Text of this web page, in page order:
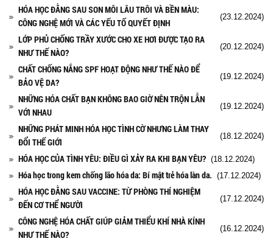
HÓA HỌC ĐẰNG SAU SON MÔI LÂU TRÔI VÀ BỀN MÀU:
CÔNG NGHỆ MỚI VÀ CÁC YẾU TỐ QUYẾT ĐỊNH
(23.12.2024)
LỚP PHỦ CHỐNG TRẦY XƯỚC CHO XE HƠI ĐƯỢC TẠO RA
NHƯ THẾ NÀO?
(20.12.2024)
CHẤT CHỐNG NẮNG SPF HOẠT ĐỘNG NHƯ THẾ NÀO ĐỂ
BẢO VỆ DA?
(19.12.2024)
NHỮNG HÓA CHẤT BẠN KHÔNG BAO GIỜ NÊN TRỘN LẪN
VỚI NHAU
(19.12.2024)
NHỮNG PHÁT MINH HÓA HỌC TÌNH CỜ NHƯNG LÀM THAY
ĐỔI THẾ GIỚI
(18.12.2024)
HÓA HỌC CỦA TÌNH YÊU: ĐIỀU GÌ XẢY RA KHI BẠN YÊU? (18.12.2024)
Hóa học trong kem chống lão hóa da: Bí mật trẻ hóa làn da. (17.12.2024)
HÓA HỌC ĐẰNG SAU VACCINE: TỪ PHÒNG THÍ NGHIỆM
ĐẾN CƠ THỂ NGƯỜI
(17.12.2024)
CÔNG NGHỆ HÓA CHẤT GIÚP GIẢM THIỂU KHÍ NHÀ KÍNH
NHƯ THẾ NÀO?
(16.12.2024)